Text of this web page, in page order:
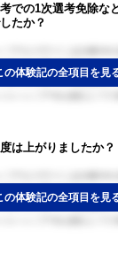
での1次選考免除な
たか？
は上がりましたか？
ン・会員登録
ログイン・会員登